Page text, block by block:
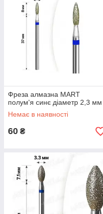
Фреза алмазна MART
полум'я синє діаметр 2,3 мм
Немає в наявності
60 ₴